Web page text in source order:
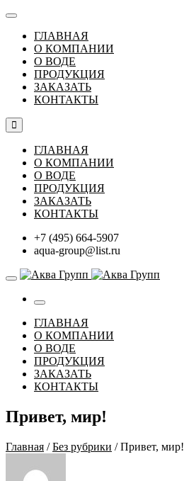
ГЛАВНАЯ
О КОМПАНИИ
О ВОДЕ
ПРОДУКЦИЯ
ЗАКАЗАТЬ
КОНТАКТЫ
ГЛАВНАЯ
О КОМПАНИИ
О ВОДЕ
ПРОДУКЦИЯ
ЗАКАЗАТЬ
КОНТАКТЫ
+7 (495) 664-5907
aqua-group@list.ru
ГЛАВНАЯ
О КОМПАНИИ
О ВОДЕ
ПРОДУКЦИЯ
ЗАКАЗАТЬ
КОНТАКТЫ
Привет, мир!
Главная /Без рубрики / Привет, мир!